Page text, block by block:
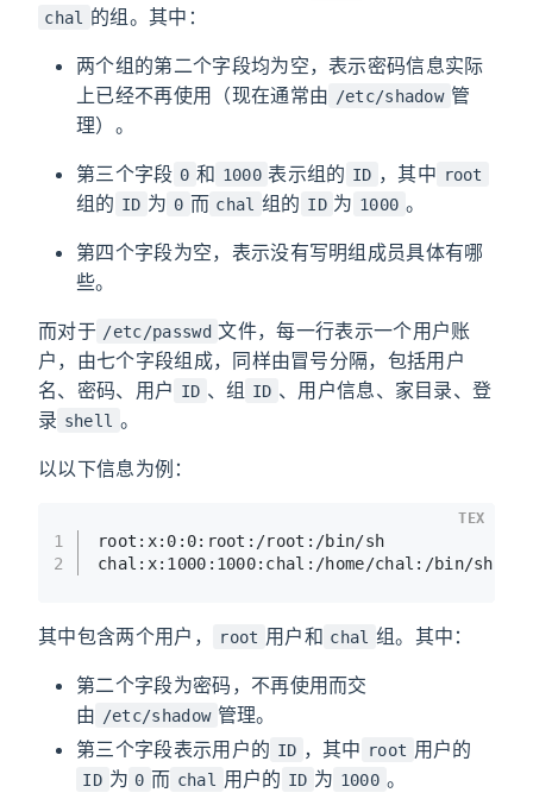
chal 的组。其中：
两个组的第二个字段均为空，表示密码信息实际
上已经不再使用（现在通常由 /etc/shadow 管
理）。
第三个字段 0 和 1000 表示组的 ID ，其中 root
组的 ID 为 0 而 chal 组的 ID 为 1000 。
第四个字段为空，表示没有写明组成员具体有哪
些。
而对于 /etc/passwd 文件，每一行表示一个用户账
户，由七个字段组成，同样由冒号分隔，包括用户
名、密码、用户 ID 、组 ID 、用户信息、家目录、登
录 shell 。
以以下信息为例：
1
2
root:x:0:0:root:/root:/bin/sh
chal:x:1000:1000:chal:/home/chal:/bin/sh
TEX
其中包含两个用户， root 用户和 chal 组。其中：
第二个字段为密码，不再使用而交
由 /etc/shadow 管理。
第三个字段表示用户的 ID ，其中 root 用户的
ID 为 0 而 chal 用户的 ID 为 1000 。